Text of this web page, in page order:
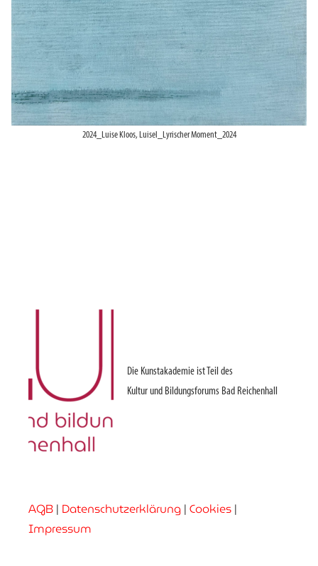
2024_Luise Kloos, Luisel_Lyrischer Moment_2024
Die Kunstakademie ist Teil des
Kultur und Bildungsforums Bad Reichenhall
AGB | Datenschutzerklärung | Cookies |
Impressum